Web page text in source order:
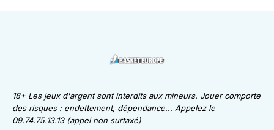
18+ Les jeux d'argent sont interdits aux mineurs. Jouer comporte
des risques : endettement, dépendance... Appelez le
09.74.75.13.13 (appel non surtaxé)